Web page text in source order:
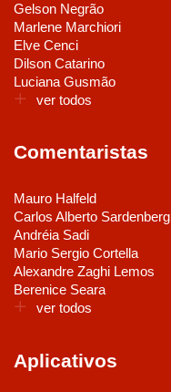
Gelson Negrão
Marlene Marchiori
Elve Cenci
Dilson Catarino
Luciana Gusmão
ver todos
Comentaristas
Mauro Halfeld
Carlos Alberto Sardenberg
Andréia Sadi
Mario Sergio Cortella
Alexandre Zaghi Lemos
Berenice Seara
ver todos
Aplicativos